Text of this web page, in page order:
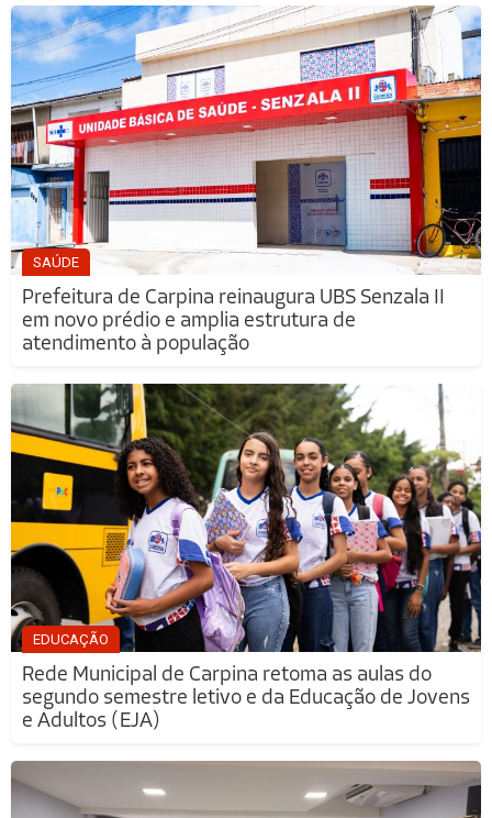
SAÚDE
Prefeitura de Carpina reinaugura UBS Senzala II
em novo prédio e amplia estrutura de
atendimento à população
EDUCAÇÃO
Rede Municipal de Carpina retoma as aulas do
segundo semestre letivo e da Educação de Jovens
e Adultos (EJA)